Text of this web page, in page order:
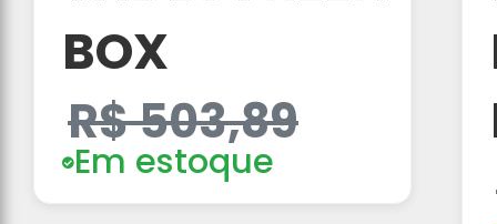
BOX
R$ 503,89
Em estoque